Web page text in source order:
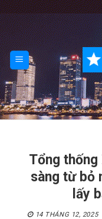
Skip
to
content
Tổng
sàng từ bỏ
lấy
14 THÁNG 12, 2025